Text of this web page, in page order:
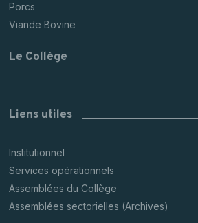
Porcs
Viande Bovine
Le Collège
Liens utiles
Institutionnel
Services opérationnels
Assemblées du Collège
Assemblées sectorielles (Archives)